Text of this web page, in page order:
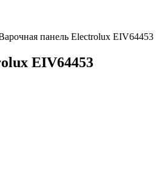
панель Electrolux EIV64453
EIV64453